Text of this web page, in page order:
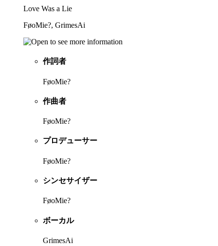
Love Was a Lie
FøoMie?, GrimesAi
作詞者
FøoMie?
作曲者
FøoMie?
プロデューサー
FøoMie?
シンセサイザー
FøoMie?
ボーカル
GrimesAi